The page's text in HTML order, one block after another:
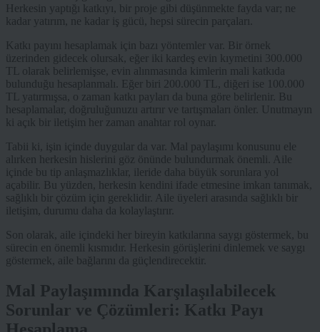
Herkesin yaptığı katkıyı, bir proje gibi düşünmekte fayda var; ne
kadar yatırım, ne kadar iş gücü, hepsi sürecin parçaları.
Katkı payını hesaplamak için bazı yöntemler var. Bir örnek
üzerinden gidecek olursak, eğer iki kardeş evin kıymetini 300.000
TL olarak belirlemişse, evin alınmasında kimlerin mali katkıda
bulunduğu hesaplanmalı. Eğer biri 200.000 TL, diğeri ise 100.000
TL yatırmışsa, o zaman katkı payları da buna göre belirlenir. Bu
hesaplamalar, doğruluğunuzu artırır ve tartışmaları önler. Unutmayın
ki açık bir iletişim her zaman anahtar rol oynar.
Tabii ki, işin içinde duygular da var. Mal paylaşımı konusunu ele
alırken herkesin hislerini göz önünde bulundurmak önemli. Aile
içinde bu tip anlaşmazlıklar, ileride daha büyük sorunlara yol
açabilir. Bu yüzden, herkesin kendini ifade etmesine imkan tanımak,
sağlıklı bir çözüm için gereklidir. Aile üyeleri arasında sağlıklı bir
iletişim, durumu daha da kolaylaştırır.
Son olarak, aile içindeki her bireyin katkılarına saygı göstermek, bu
sürecin en önemli kısmıdır. Herkesin görüşlerini dinlemek ve saygı
göstermek, aile bağlarını da güçlendirecektir.
Mal Paylaşımında Karşılaşılabilecek
Sorunlar ve Çözümleri: Katkı Payı